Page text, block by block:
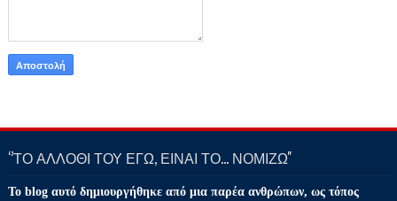
‘’ΤΟ ΑΛΛΟΘΙ ΤΟΥ ΕΓΩ, ΕΙΝΑΙ ΤΟ… ΝΟΜΙΖΩ''
Το blog αυτό δημιουργήθηκε από μια παρέα ανθρώπων, ως τόπος